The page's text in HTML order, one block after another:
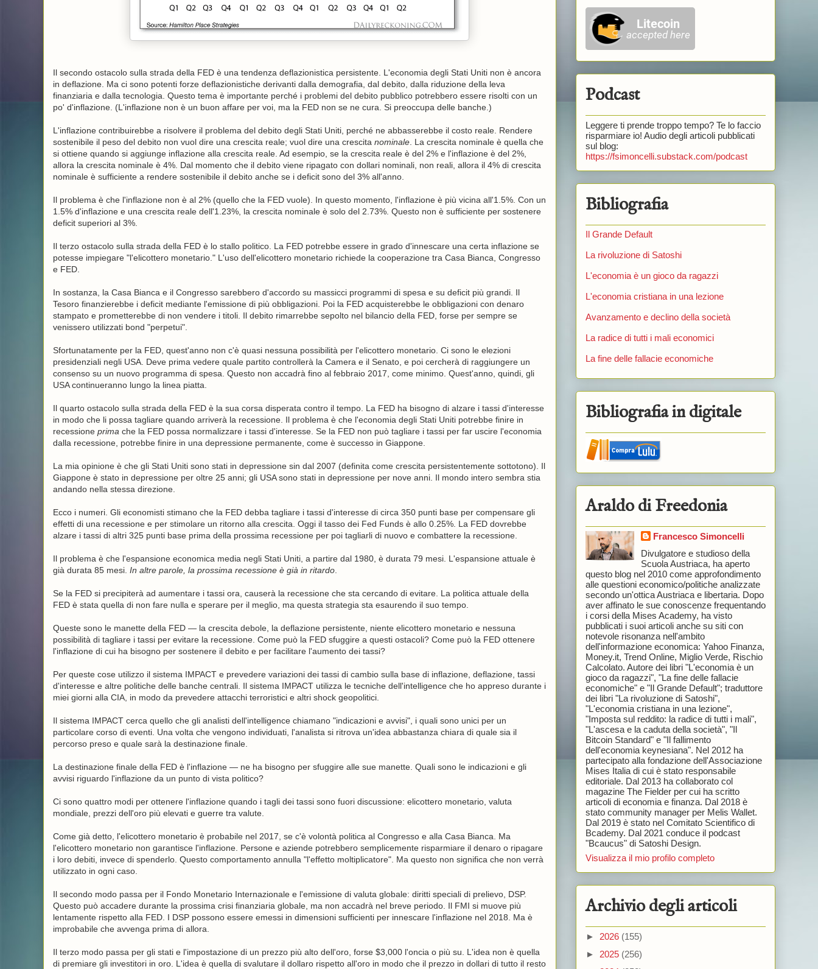
Il secondo ostacolo sulla strada della FED è una tendenza deflazionistica persistente. L'economia degli Stati Uniti non è ancora
in deflazione. Ma ci sono potenti forze deflazionistiche derivanti dalla demografia, dal debito, dalla riduzione della leva
finanziaria e dalla tecnologia. Questo tema è importante perché i problemi del debito pubblico potrebbero essere risolti con un
po' d'inflazione. (L'inflazione non è un buon affare per voi, ma la FED non se ne cura. Si preoccupa delle banche.)
L'inflazione contribuirebbe a risolvere il problema del debito degli Stati Uniti, perché ne abbasserebbe il costo reale. Rendere
sostenibile il peso del debito non vuol dire una crescita reale; vuol dire una crescita nominale. La crescita nominale è quella che
si ottiene quando si aggiunge inflazione alla crescita reale. Ad esempio, se la crescita reale è del 2% e l'inflazione è del 2%,
allora la crescita nominale è 4%. Dal momento che il debito viene ripagato con dollari nominali, non reali, allora il 4% di crescita
nominale è sufficiente a rendere sostenibile il debito anche se i deficit sono del 3% all'anno.
Il problema è che l'inflazione non è al 2% (quello che la FED vuole). In questo momento, l'inflazione è più vicina all'1.5%. Con un
1.5% d'inflazione e una crescita reale dell'1.23%, la crescita nominale è solo del 2.73%. Questo non è sufficiente per sostenere
deficit superiori al 3%.
Il terzo ostacolo sulla strada della FED è lo stallo politico. La FED potrebbe essere in grado d'innescare una certa inflazione se
potesse impiegare "l'elicottero monetario." L'uso dell'elicottero monetario richiede la cooperazione tra Casa Bianca, Congresso
e FED.
In sostanza, la Casa Bianca e il Congresso sarebbero d'accordo su massicci programmi di spesa e su deficit più grandi. Il
Tesoro finanzierebbe i deficit mediante l'emissione di più obbligazioni. Poi la FED acquisterebbe le obbligazioni con denaro
stampato e prometterebbe di non vendere i titoli. Il debito rimarrebbe sepolto nel bilancio della FED, forse per sempre se
venissero utilizzati bond "perpetui".
Sfortunatamente per la FED, quest'anno non c'è quasi nessuna possibilità per l'elicottero monetario. Ci sono le elezioni
presidenziali negli USA. Deve prima vedere quale partito controllerà la Camera e il Senato, e poi cercherà di raggiungere un
consenso su un nuovo programma di spesa. Questo non accadrà fino al febbraio 2017, come minimo. Quest'anno, quindi, gli
USA continueranno lungo la linea piatta.
Il quarto ostacolo sulla strada della FED è la sua corsa disperata contro il tempo. La FED ha bisogno di alzare i tassi d'interesse
in modo che li possa tagliare quando arriverà la recessione. Il problema è che l'economia degli Stati Uniti potrebbe finire in
recessione prima che la FED possa normalizzare i tassi d'interesse. Se la FED non può tagliare i tassi per far uscire l'economia
dalla recessione, potrebbe finire in una depressione permanente, come è successo in Giappone.
La mia opinione è che gli Stati Uniti sono stati in depressione sin dal 2007 (definita come crescita persistentemente sottotono). Il
Giappone è stato in depressione per oltre 25 anni; gli USA sono stati in depressione per nove anni. Il mondo intero sembra stia
andando nella stessa direzione.
Ecco i numeri. Gli economisti stimano che la FED debba tagliare i tassi d'interesse di circa 350 punti base per compensare gli
effetti di una recessione e per stimolare un ritorno alla crescita. Oggi il tasso dei Fed Funds è allo 0.25%. La FED dovrebbe
alzare i tassi di altri 325 punti base prima della prossima recessione per poi tagliarli di nuovo e combattere la recessione.
Il problema è che l'espansione economica media negli Stati Uniti, a partire dal 1980, è durata 79 mesi. L'espansione attuale è
già durata 85 mesi. In altre parole, la prossima recessione è già in ritardo.
Se la FED si precipiterà ad aumentare i tassi ora, causerà la recessione che sta cercando di evitare. La politica attuale della
FED è stata quella di non fare nulla e sperare per il meglio, ma questa strategia sta esaurendo il suo tempo.
Queste sono le manette della FED — la crescita debole, la deflazione persistente, niente elicottero monetario e nessuna
possibilità di tagliare i tassi per evitare la recessione. Come può la FED sfuggire a questi ostacoli? Come può la FED ottenere
l'inflazione di cui ha bisogno per sostenere il debito e per facilitare l'aumento dei tassi?
Per queste cose utilizzo il sistema IMPACT e prevedere variazioni dei tassi di cambio sulla base di inflazione, deflazione, tassi
d'interesse e altre politiche delle banche centrali. Il sistema IMPACT utilizza le tecniche dell'intelligence che ho appreso durante i
miei giorni alla CIA, in modo da prevedere attacchi terroristici e altri shock geopolitici.
Il sistema IMPACT cerca quello che gli analisti dell'intelligence chiamano "indicazioni e avvisi", i quali sono unici per un
particolare corso di eventi. Una volta che vengono individuati, l'analista si ritrova un'idea abbastanza chiara di quale sia il
percorso preso e quale sarà la destinazione finale.
La destinazione finale della FED è l'inflazione — ne ha bisogno per sfuggire alle sue manette. Quali sono le indicazioni e gli
avvisi riguardo l'inflazione da un punto di vista politico?
Ci sono quattro modi per ottenere l'inflazione quando i tagli dei tassi sono fuori discussione: elicottero monetario, valuta
mondiale, prezzi dell'oro più elevati e guerre tra valute.
Come già detto, l'elicottero monetario è probabile nel 2017, se c'è volontà politica al Congresso e alla Casa Bianca. Ma
l'elicottero monetario non garantisce l'inflazione. Persone e aziende potrebbero semplicemente risparmiare il denaro o ripagare
i loro debiti, invece di spenderlo. Questo comportamento annulla "l'effetto moltiplicatore". Ma questo non significa che non verrà
utilizzato in ogni caso.
Il secondo modo passa per il Fondo Monetario Internazionale e l'emissione di valuta globale: diritti speciali di prelievo, DSP.
Questo può accadere durante la prossima crisi finanziaria globale, ma non accadrà nel breve periodo. Il FMI si muove più
lentamente rispetto alla FED. I DSP possono essere emessi in dimensioni sufficienti per innescare l'inflazione nel 2018. Ma è
improbabile che avvenga prima di allora.
Il terzo modo passa per gli stati e l'impostazione di un prezzo più alto dell'oro, forse $3,000 l'oncia o più su. L'idea non è quella
di premiare gli investitori in oro. L'idea è quella di svalutare il dollaro rispetto all'oro in modo che il prezzo in dollari di tutto il resto
Podcast
Leggere ti prende troppo tempo? Te lo faccio
risparmiare io! Audio degli articoli pubblicati
sul blog:
https://fsimoncelli.substack.com/podcast
Bibliografia
Il Grande Default
La rivoluzione di Satoshi
L'economia è un gioco da ragazzi
L'economia cristiana in una lezione
Avanzamento e declino della società
La radice di tutti i mali economici
La fine delle fallacie economiche
Bibliografia in digitale
Araldo di Freedonia
Francesco Simoncelli
Divulgatore e studioso della
Scuola Austriaca, ha aperto
questo blog nel 2010 come approfondimento
alle questioni economico/politiche analizzate
secondo un'ottica Austriaca e libertaria. Dopo
aver affinato le sue conoscenze frequentando
i corsi della Mises Academy, ha visto
pubblicati i suoi articoli anche su siti con
notevole risonanza nell'ambito
dell'informazione economica: Yahoo Finanza,
Money.it, Trend Online, Miglio Verde, Rischio
Calcolato. Autore dei libri "L'economia è un
gioco da ragazzi", "La fine delle fallacie
economiche" e "Il Grande Default"; traduttore
dei libri "La rivoluzione di Satoshi",
"L'economia cristiana in una lezione",
"Imposta sul reddito: la radice di tutti i mali",
"L'ascesa e la caduta della società", "Il
Bitcoin Standard" e "Il fallimento
dell'economia keynesiana". Nel 2012 ha
partecipato alla fondazione dell'Associazione
Mises Italia di cui è stato responsabile
editoriale. Dal 2013 ha collaborato col
magazine The Fielder per cui ha scritto
articoli di economia e finanza. Dal 2018 è
stato community manager per Melis Wallet.
Dal 2019 è stato nel Comitato Scientifico di
Bcademy. Dal 2021 conduce il podcast
"Bcaucus" di Satoshi Design.
Visualizza il mio profilo completo
Archivio degli articoli
► 2026 (155)
► 2025 (256)